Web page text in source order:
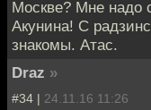
Москве? Мне надо
Акунина! С
знакомы. Атас.
Draz »
#34 | 24.11.16 11:26